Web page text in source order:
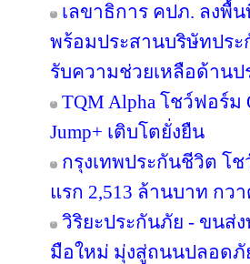
เลขาธิการ คปภ. ลงพื้
พร้อมประสานบริษัทประ
รับความช่วยเหลือด้านป
TQM Alpha โชว์ฟอร์ม
Jump+ เติบโตยั่งยืน
กรุงเทพประกันชีวิต โช
แรก 2,513 ล้านบาท กว
วิริยะประกันภัย - ขนส่
มือใหม่ มุ่งสู่ถนนปลอดภั